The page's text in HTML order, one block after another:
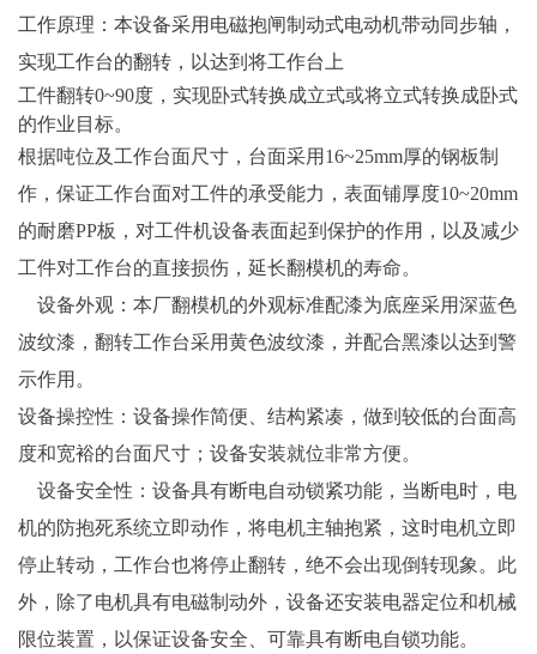
工作原理：本设备采用电磁抱闸制动式电动机带动同步轴，
实现工作台的翻转，以达到将工作台上
工件翻转0~90度，实现卧式转换成立式或将立式转换成卧式
的作业目标。
根据吨位及工作台面尺寸，台面采用16~25mm厚的钢板制
作，保证工作台面对工件的承受能力，表面铺厚度10~20mm
的耐磨PP板，对工件机设备表面起到保护的作用，以及减少
工件对工作台的直接损伤，延长翻模机的寿命。
设备外观：本厂翻模机的外观标准配漆为底座采用深蓝色
波纹漆，翻转工作台采用黄色波纹漆，并配合黑漆以达到警
示作用。
设备操控性：设备操作简便、结构紧凑，做到较低的台面高
度和宽裕的台面尺寸；设备安装就位非常方便。
设备安全性：设备具有断电自动锁紧功能，当断电时，电
机的防抱死系统立即动作，将电机主轴抱紧，这时电机立即
停止转动，工作台也将停止翻转，绝不会出现倒转现象。此
外，除了电机具有电磁制动外，设备还安装电器定位和机械
限位装置，以保证设备安全、可靠具有断电自锁功能。